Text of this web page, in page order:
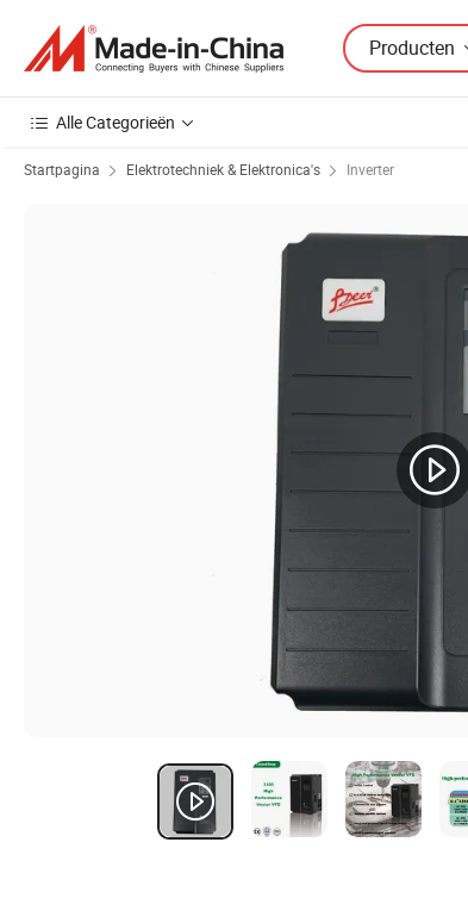
Producten
Alle Categorieën
Startpagina Elektrotechniek & Elektronica's Inverter